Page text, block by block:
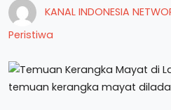
KANAL INDONESIA
Peristiwa
temuan kerangka mayat